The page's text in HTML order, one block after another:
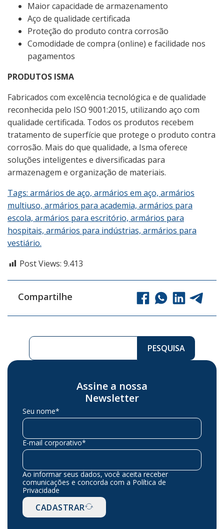
Maior capacidade de armazenamento
Aço de qualidade certificada
Proteção do produto contra corrosão
Comodidade de compra (online) e facilidade nos
pagamentos
PRODUTOS ISMA
Fabricados com excelência tecnológica e de qualidade
reconhecida pelo ISO 9001:2015, utilizando aço com
qualidade certificada. Todos os produtos recebem
tratamento de superfície que protege o produto contra
corrosão. Mais do que qualidade, a Isma oferece
soluções inteligentes e diversificadas para
armazenagem e organização de materiais.
Tags: armários de aço, armários em aço, armários
multiuso, armários para academia, armários para
escola, armários para escritório, armários para
hospitais, armários para indústrias, armários para
vestiário.
Post Views: 9.413
Compartilhe
Pesquisar ...
PESQUISA
Assine a nossa
Newsletter
Seu nome*
E-mail corporativo*
Ao informar seus dados, você aceita receber
comunicações e concorda com a Política de
Privacidade
CADASTRAR